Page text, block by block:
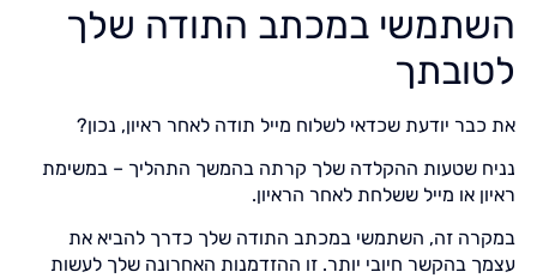
השתמשי במכתב התודה שלך
לטובתך
את כבר יודעת שכדאי לשלוח מייל תודה לאחר ראיון, נכון?
נניח שטעות ההקלדה שלך קרתה בהמשך התהליך – במשימת
ראיון או מייל ששלחת לאחר הראיון.
במקרה זה, השתמשי במכתב התודה שלך כדרך להביא את
עצמך בהקשר חיובי יותר. זו ההזדמנות האחרונה שלך לעשות